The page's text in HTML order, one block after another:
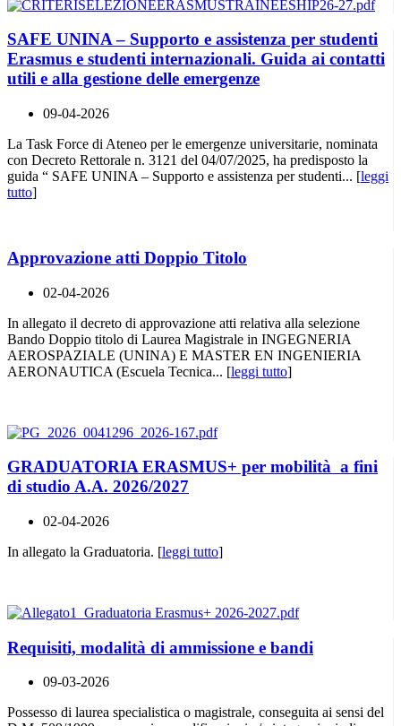
SAFE UNINA – Supporto e assistenza per studenti
Erasmus e studenti internazionali. Guida ai contatti
utili e alla gestione delle emergenze
09-04-2026
La Task Force di Ateneo per le emergenze universitarie, nominata
con Decreto Rettorale n. 3121 del 04/07/2025, ha predisposto la
guida “ SAFE UNINA – Supporto e assistenza per studenti... [leggi
tutto]
Approvazione atti Doppio Titolo
02-04-2026
In allegato il decreto di approvazione atti relativa alla selezione
Bando Doppio titolo di Laurea Magistrale in INGEGNERIA
AEROSPAZIALE (UNINA) E MASTER EN INGENIERIA
AERONAUTICA (Escuela Tecnica... [leggi tutto]
GRADUATORIA ERASMUS+ per mobilità a fini
di studio A.A. 2026/2027
02-04-2026
In allegato la Graduatoria. [leggi tutto]
Requisiti, modalità di ammissione e bandi
09-03-2026
Possesso di laurea specialistica o magistrale, conseguita ai sensi del